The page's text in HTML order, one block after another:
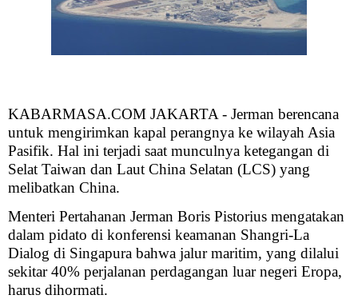
KABARMASA.COM JAKARTA - Jerman berencana
untuk mengirimkan kapal perangnya ke wilayah Asia
Pasifik. Hal ini terjadi saat munculnya ketegangan di
Selat Taiwan dan Laut China Selatan (LCS) yang
melibatkan China.
Menteri Pertahanan Jerman Boris Pistorius mengatakan
dalam pidato di konferensi keamanan Shangri-La
Dialog di Singapura bahwa jalur maritim, yang dilalui
sekitar 40% perjalanan perdagangan luar negeri Eropa,
harus dihormati.